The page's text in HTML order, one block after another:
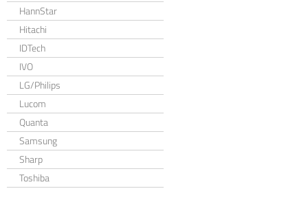
HannStar
Hitachi
IDTech
IVO
LG/Philips
Lucom
Quanta
Samsung
Sharp
Toshiba